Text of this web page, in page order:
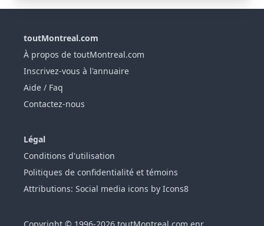
toutMontreal.com
À propos de toutMontreal.com
Inscrivez-vous à l'annuaire
Aide / Faq
Contactez-nous
Légal
Conditions d'utilisation
Politiques de confidentialité et témoins
Attributions: Social media icons by Icons8